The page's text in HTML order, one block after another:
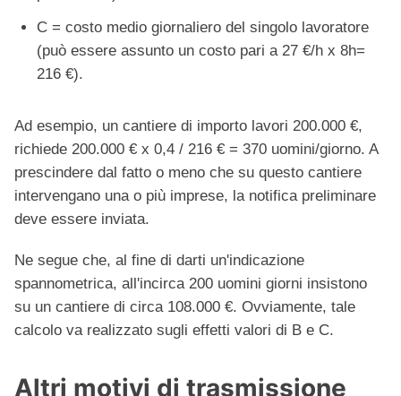
C = costo medio giornaliero del singolo lavoratore
(può essere assunto un costo pari a 27 €/h x 8h=
216 €).
Ad esempio, un cantiere di importo lavori 200.000 €,
richiede 200.000 € x 0,4 / 216 € = 370 uomini/giorno. A
prescindere dal fatto o meno che su questo cantiere
intervengano una o più imprese, la notifica preliminare
deve essere inviata.
Ne segue che, al fine di darti un'indicazione
spannometrica, all'incirca 200 uomini giorni insistono
su un cantiere di circa 108.000 €. Ovviamente, tale
calcolo va realizzato sugli effetti valori di B e C.
Altri motivi di trasmissione